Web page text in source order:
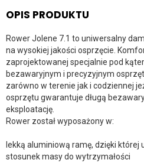
OPIS PRODUKTU
Rower Jolene 7.1 to uniwersalny
na wysokiej jakości osprzęcie.
zaprojektowanej specjalnie pod
bezawaryjnym i precyzyjnym
zarówno w terenie jak i codziennej
osprzętu gwarantuje długą
eksploatację.
Rower został wyposażony w:
lekką aluminiową ramę, dzięki której
stosunek masy do wytrzymałości